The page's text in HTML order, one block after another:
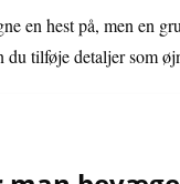
en hest på, men en
tilføje detaljer som